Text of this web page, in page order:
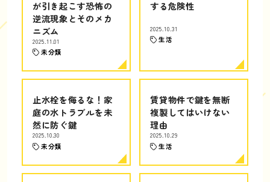
が引き起こす恐怖の
逆流現象とそのメカ
ニズム
2025.11.01
未分類
する危険性
2025.10.31
生活
止水栓を侮るな！家
庭の水トラブルを未
然に防ぐ鍵
2025.10.30
未分類
賃貸物件で鍵を無断
複製してはいけない
理由
2025.10.29
生活